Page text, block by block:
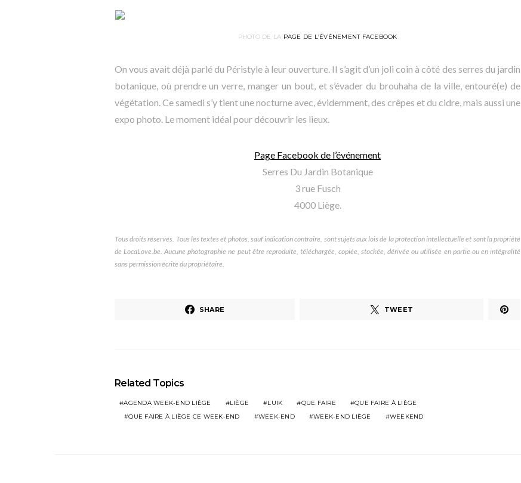
PHOTO DE LA PAGE DE L’ÉVÉNEMENT FACEBOOK
On vous avait déjà parlé du Péristyle à leur ouverture. Il s’agit d’un joli coin à côté des serres du jardin
botanique, où prendre un verre, manger un bout, et s’évader du brouhaha de la ville, entouré(e) de
végétation. Ce samedi s’y tient une nocturne avec, évidemment, des crêpes et du cidre, mais aussi une
expo photo. Le moment idéal pour découvrir les lieux.
Page Facebook de l’événement
Serres Du Jardin Botanique
3 rue Fusch
4000 Liège.
Tous droits réservés. Tous les textes et photos, sauf indication contraire, sont sujets aux lois de la protection intellectuelle et sont la propriété
de LocaLove.be. Aucune photographie ne peut être reproduite, téléchargée, copiée, stockée, dérivée ou utilisée en partie ou en intégralité
sans permission écrite du propriétaire.
SHARE TWEET
Related Topics
AGENDA WEEK-END LIÈGE LIÈGE LUIK QUE FAIRE
QUE FAIRE À LIÈGE
QUE FAIRE À LIÈGE CE WEEK-END
WEEK-END WEEK-END LIÈGE WEEKEND